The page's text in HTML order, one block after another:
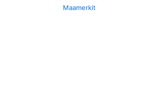
Maamerkit